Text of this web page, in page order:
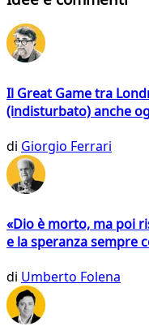
Il Great Game tra
(indisturbato) anche
di Giorgio Ferrari
«Dio è morto, ma poi
e la speranza sempre
di Umberto Folena